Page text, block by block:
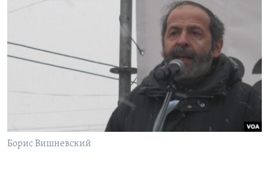
Борис Вишневский